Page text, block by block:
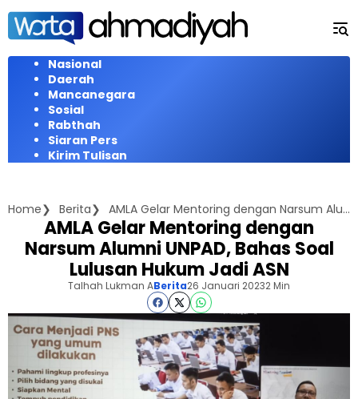
Langsung
konten
Nasional
Daerah
Mancanegara
Sosial
Rabthah
Siaran Pers
Kirim Tulisan
Home Berita AMLA Gelar Mentoring dengan Narsum Alumni UNPAD, Bahas Soal Lulusan Hukum Jadi ASN
AMLA Gelar Mentoring dengan
Narsum Alumni UNPAD, Bahas Soal
Lulusan Hukum Jadi ASN
Talhah Lukman ABerita26 Januari 20232 Min